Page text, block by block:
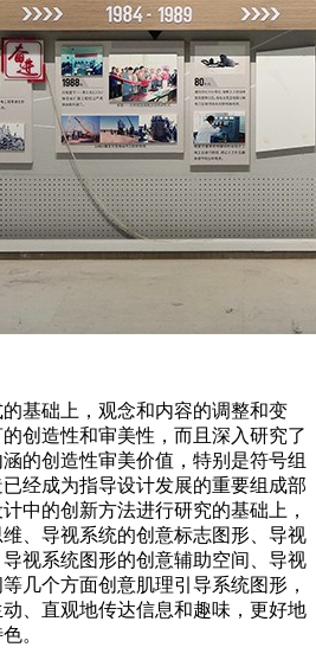
基础上，观念和内容的调整和变
创造性和审美性，而且深入研究了
的创造性审美价值，特别是符号组
经成为指导设计发展的重要组成部
中的创新方法进行研究的基础上，
、导视系统的创意标志图形、导视
视系统图形的创意辅助空间、导视
几个方面创意肌理引导系统图形，
、直观地传达信息和趣味，更好地
。